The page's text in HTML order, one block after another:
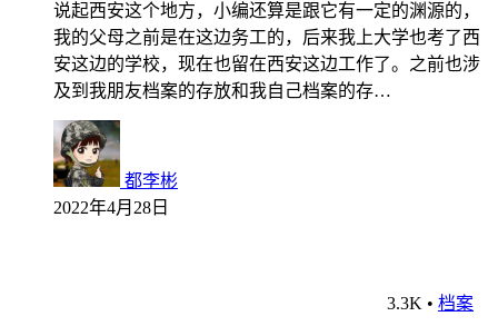
说起西安这个地方，小编还算是跟它有一定的渊源的，
我的父母之前是在这边务工的，后来我上大学也考了西
安这边的学校，现在也留在西安这边工作了。之前也涉
及到我朋友档案的存放和我自己档案的存…
都李彬
2022年4月28日
3.3K • 档案